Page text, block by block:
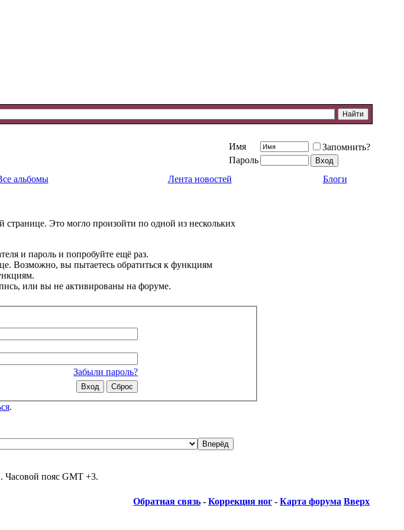
Имя
Запомнить?
Пароль
альбомы Лента новостей Блоги
Это могло произойти по одной из нескольких
и пароль и попробуйте ещё раз.
Возможно, вы пытаетесь обратиться к функциям
или вы не активированы на форуме.
Забыли пароль?
.
. Часовой пояс GMT +3.
Обратная связь - Коррекция ног - Карта форума Вверх